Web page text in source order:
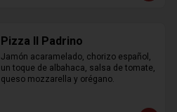
Pizza Il Padrino
Jamón acaramelado, chorizo español,
un toque de albahaca, salsa de tomate,
queso mozzarella y orégano.